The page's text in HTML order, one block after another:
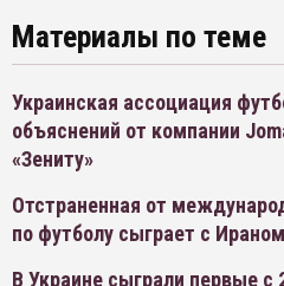
Материалы по теме
Украинская ассоциация
объяснений от компании
«Зениту»
Отстраненная от
по футболу сыграет с
В Украине сыграли первые с